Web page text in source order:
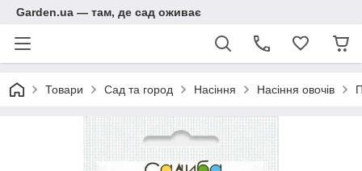
Garden.ua — там, де сад оживає
Товари Сад та город Насіння Насіння овочів